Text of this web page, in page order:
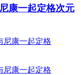
康一起定格次元